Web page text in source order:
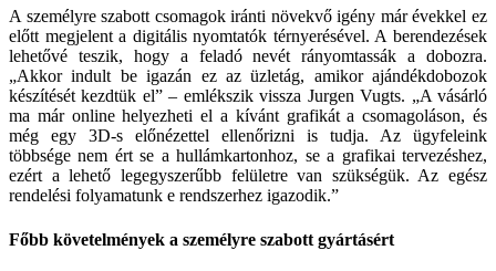
A személyre szabott csomagok iránti növekvő igény már évekkel ez
előtt megjelent a digitális nyomtatók térnyerésével. A berendezések
lehetővé teszik, hogy a feladó nevét rányomtassák a dobozra.
„Akkor indult be igazán ez az üzletág, amikor ajándékdobozok
készítését kezdtük el” – emlékszik vissza Jurgen Vugts. „A vásárló
ma már online helyezheti el a kívánt grafikát a csomagoláson, és
még egy 3D-s előnézettel ellenőrizni is tudja. Az ügyfeleink
többsége nem ért se a hullámkartonhoz, se a grafikai tervezéshez,
ezért a lehető legegyszerűbb felületre van szükségük. Az egész
rendelési folyamatunk e rendszerhez igazodik.”
Főbb követelmények a személyre szabott gyártásért